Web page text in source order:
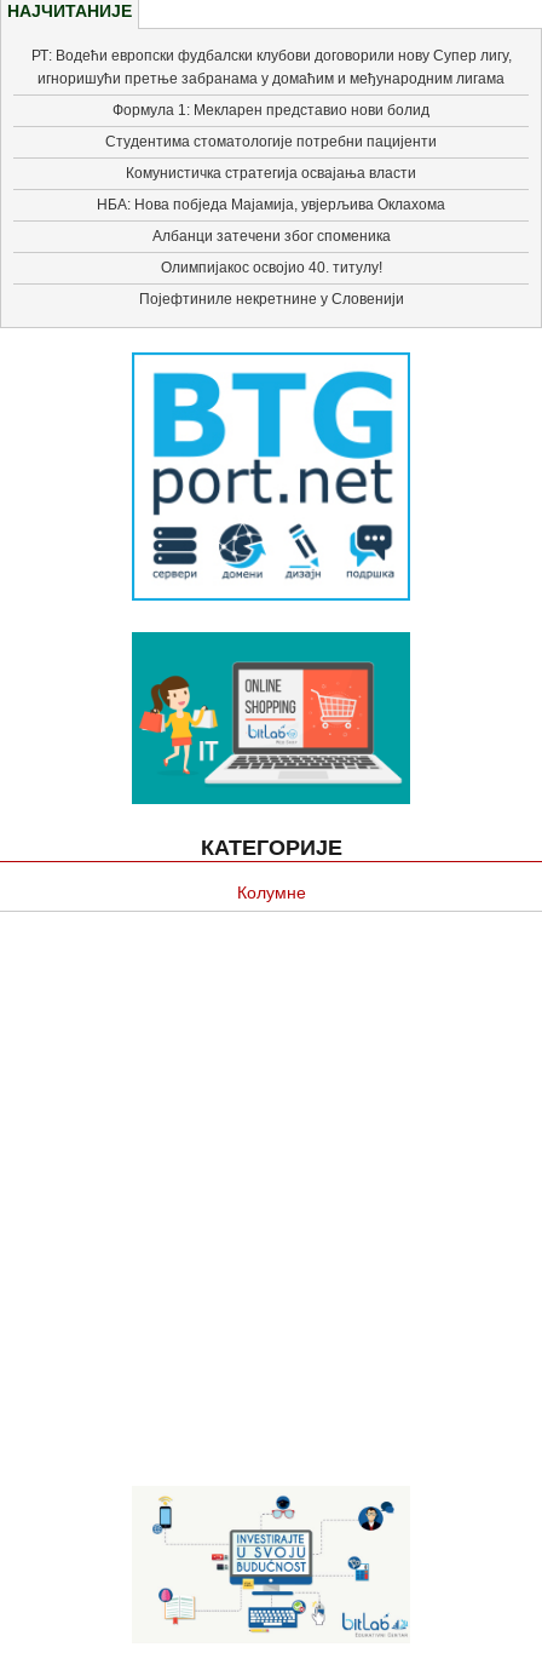
НАЈЧИТАНИЈЕ
РТ: Водећи европски фудбалски клубови договорили нову Супер лигу,
игноришући претње забранама у домаћим и међународним лигама
Формула 1: Мекларен представио нови болид
Студентима стоматологије потребни пацијенти
Комунистичка стратегија освајања власти
НБА: Нова побједа Мајамија, увјерљива Оклахома
Албанци затечени због споменика
Олимпијакос освојио 40. титулу!
Појефтиниле некретнине у Словенији
КАТЕГОРИЈЕ
Колумне